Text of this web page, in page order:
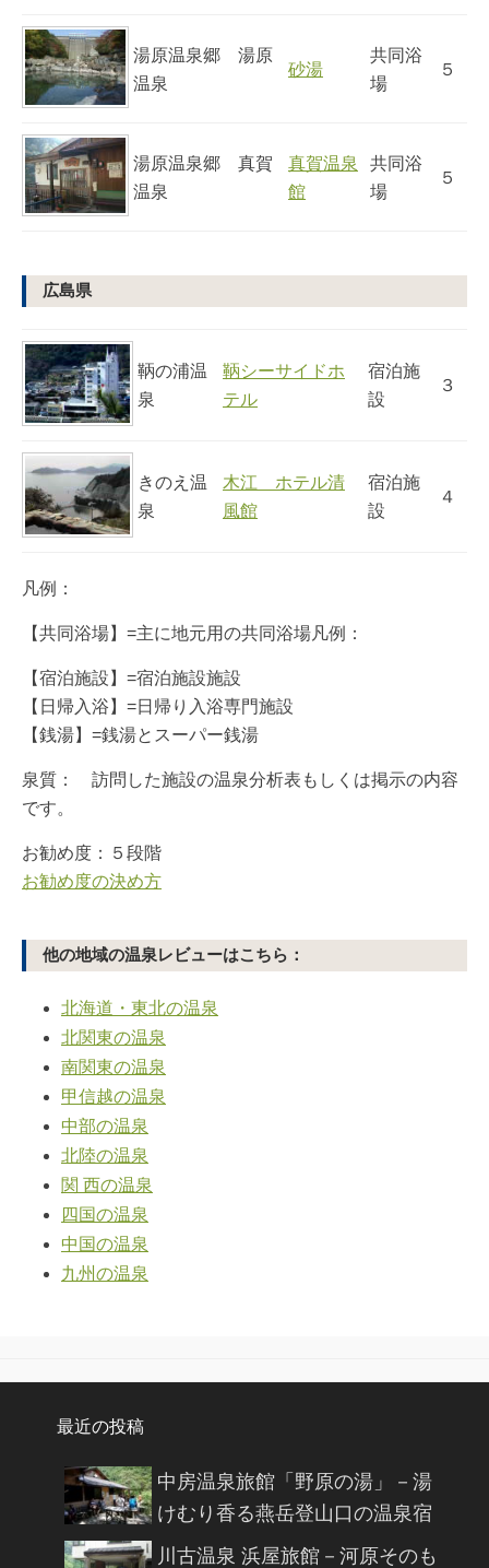
湯原温泉郷 湯原
温泉
砂湯
共同浴
場
５
湯原温泉郷 真賀
温泉
真賀温泉
館
共同浴
場
５
広島県
鞆の浦温
泉
鞆シーサイドホ
テル
宿泊施
設
３
きのえ温
泉
木江 ホテル清
風館
宿泊施
設
４
凡例：
【共同浴場】=主に地元用の共同浴場凡例：
【宿泊施設】=宿泊施設施設
【日帰入浴】=日帰り入浴専門施設
【銭湯】=銭湯とスーパー銭湯
泉質： 訪問した施設の温泉分析表もしくは掲示の内容
です。
お勧め度：５段階
お勧め度の決め方
他の地域の温泉レビューはこちら：
北海道・東北の温泉
北関東の温泉
南関東の温泉
甲信越の温泉
中部の温泉
北陸の温泉
関 西の温泉
四国の温泉
中国の温泉
九州の温泉
最近の投稿
中房温泉旅館「野原の湯」－湯
けむり香る燕岳登山口の温泉宿
川古温泉 浜屋旅館－河原そのも